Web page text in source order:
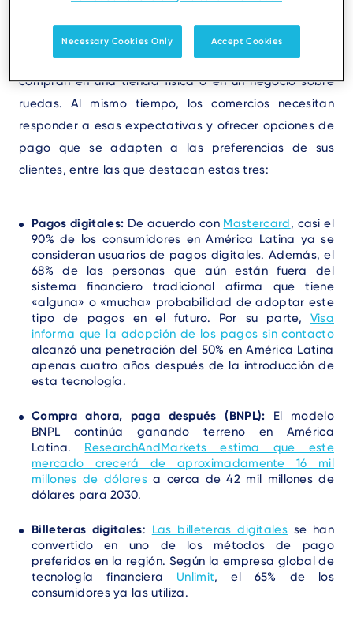
(POS) confiable. Hoy, los clientes esperan poder pagar
con el método de su preferencia, sin importar si
compran en una tienda física o en un negocio sobre
ruedas. Al mismo tiempo, los comercios necesitan
responder a esas expectativas y ofrecer opciones de
pago que se adapten a las preferencias de sus
clientes, entre las que destacan estas tres:
Pagos digitales: De acuerdo con Mastercard, casi el
90% de los consumidores en América Latina ya se
consideran usuarios de pagos digitales. Además, el
68% de las personas que aún están fuera del
sistema financiero tradicional afirma que tiene
«alguna» o «mucha» probabilidad de adoptar este
tipo de pagos en el futuro. Por su parte, Visa
informa que la adopción de los pagos sin contacto
alcanzó una penetración del 50% en América Latina
apenas cuatro años después de la introducción de
esta tecnología.
Compra ahora, paga después (BNPL): El modelo
BNPL continúa ganando terreno en América
Latina. ResearchAndMarkets estima que este
mercado crecerá de aproximadamente 16 mil
millones de dólaresa cerca de 42 mil millones de
dólares para 2030.
Billeteras digitales: Las billeteras digitales se han
convertido en uno de los métodos de pago
preferidos en la región. Según la empresa global de
tecnología financiera Unlimit, el 65% de los
consumidores ya las utiliza.
Necessary Cookies Only Accept Cookies